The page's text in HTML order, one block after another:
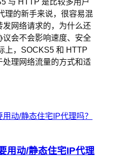
与 HTTP 是比较多用户
理的新手来说，很容易混
网络请求的，为什么还
议会不会影响速度、安全
上，SOCKS5 和 HTTP
处理网络流量的方式和适
用动/静态住宅IP代理